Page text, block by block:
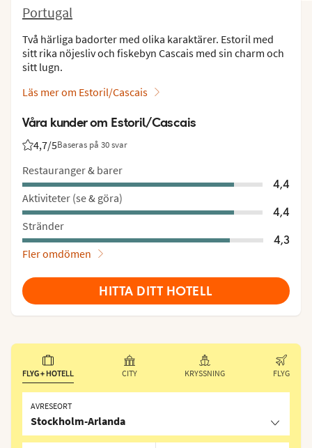
Portugal
Två härliga badorter med olika karaktärer. Estoril med
sitt rika nöjesliv och fiskebyn Cascais med sin charm och
sitt lugn.
Läs mer om Estoril/Cascais
Våra kunder om Estoril/Cascais
4,7/5Baseras på 30 svar
Betyg från Vings gäster: 4.7/5
Restauranger & barer
4,4
Aktiviteter (se & göra)
4,4
Stränder
4,3
Fler omdömen
HITTA DITT HOTELL
FLYG + HOTELL CITY KRYSSNING FLYG
AVRESEORT
Stockholm-Arlanda